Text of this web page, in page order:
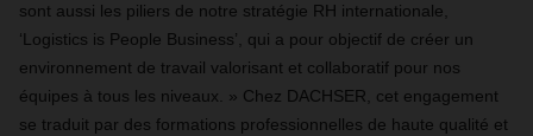
sont aussi les piliers de notre stratégie RH internationale,
‘Logistics is People Business’, qui a pour objectif de créer un
environnement de travail valorisant et collaboratif pour nos
équipes à tous les niveaux. » Chez DACHSER, cet engagement
se traduit par des formations professionnelles de haute qualité et